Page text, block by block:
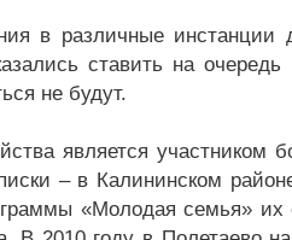
в различные
ставить на
не будут.
является участником
– в Калининском
«Молодая семья» их